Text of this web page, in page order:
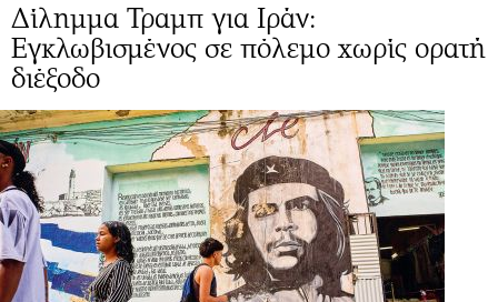
Δίλημμα Τραμπ για Ιράν:
Εγκλωβισμένος σε πόλεμο χωρίς ορατή
διέξοδο